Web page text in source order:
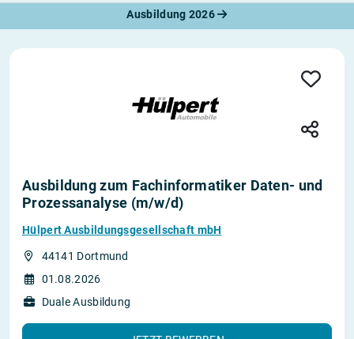
Ausbildung 2026
Ausbildung zum Fachinformatiker Daten- und
Prozessanalyse (m/w/d)
Hülpert Ausbildungsgesellschaft mbH
44141 Dortmund
01.08.2026
Duale Ausbildung